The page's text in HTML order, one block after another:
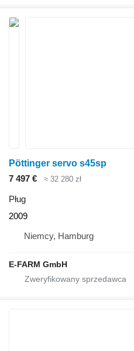
Pöttinger servo s45sp
7 497 €
≈ 32 280 zł
Pług
2009
Niemcy, Hamburg
E-FARM GmbH